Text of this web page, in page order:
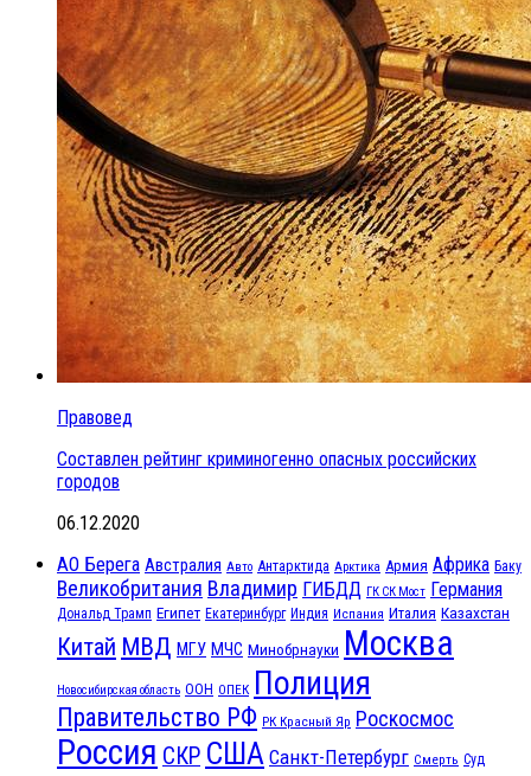
Правовед
Составлен рейтинг криминогенно опасных российских
городов
06.12.2020
АО Берега Австралия Авто Антарктида Арктика Армия Африка Баку
Великобритания Владимир ГИБДД ГК СК Мост Германия
Дональд Трамп Египет Екатеринбург Индия Испания Италия Казахстан
Китай МВД МГУ МЧС Минобрнауки Москва
Новосибирская область ООН ОПЕК Полиция
Правительство РФ РК Красный Яр Роскосмос
Россия СКР США Санкт-Петербург Смерть Суд